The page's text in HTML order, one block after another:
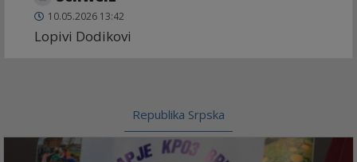
10.05.2026 13:42
Lopivi Dodikovi
Republika Srpska